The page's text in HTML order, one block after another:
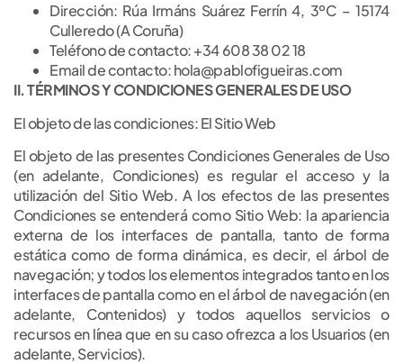
Dirección: Rúa Irmáns Suárez Ferrín 4, 3ºC – 15174
Culleredo (A Coruña)
Teléfono de contacto: +34 608 38 02 18
Email de contacto: hola@pablofigueiras.com
II. TÉRMINOS Y CONDICIONES GENERALES DE USO
El objeto de las condiciones: El Sitio Web
El objeto de las presentes Condiciones Generales de Uso
(en adelante, Condiciones) es regular el acceso y la
utilización del Sitio Web. A los efectos de las presentes
Condiciones se entenderá como Sitio Web: la apariencia
externa de los interfaces de pantalla, tanto de forma
estática como de forma dinámica, es decir, el árbol de
navegación; y todos los elementos integrados tanto en los
interfaces de pantalla como en el árbol de navegación (en
adelante, Contenidos) y todos aquellos servicios o
recursos en línea que en su caso ofrezca a los Usuarios (en
adelante, Servicios).